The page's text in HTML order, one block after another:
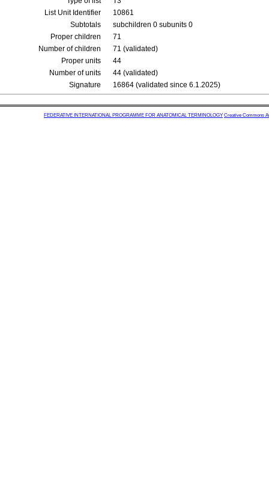
List Unit Identifier
10861
Subtotals
subchildren 0 subunits 0
Proper children
71
Number of children
71 (validated)
Proper units
44
Number of units
44 (validated)
Signature
16864 (validated since 6.1.2025)
FEDERATIVE INTERNATIONAL PROGRAMME FOR ANATOMICAL TERMINOLOGY Creative Commons